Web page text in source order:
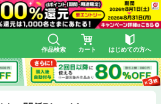
作品検索 カート はじめての方へ